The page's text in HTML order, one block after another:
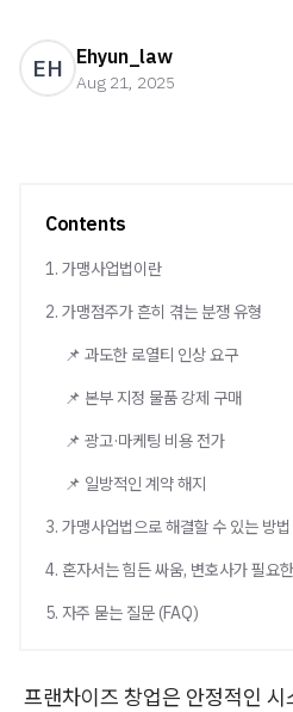
EH Ehyun_law
Aug 21, 2025
Contents
1. 가맹사업법이란
2. 가맹점주가 흔히 겪는 분쟁 유형
📌 과도한 로열티 인상 요구
📌 본부 지정 물품 강제 구매
📌 광고·마케팅 비용 전가
📌 일방적인 계약 해지
3. 가맹사업법으로 해결할 수 있는 방법
4. 혼자서는 힘든 싸움, 변호사가 필요
5. 자주 묻는 질문 (FAQ)
프랜차이즈 창업은 안정적인